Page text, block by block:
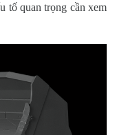
tố quan trọng cần xem